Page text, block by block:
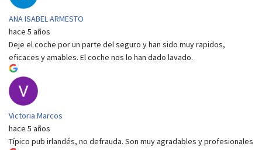
ANA ISABEL ARMESTO
hace 5 años
Deje el coche por un parte del seguro y han sido muy rapidos,
eficaces y amables. El coche nos lo han dado lavado.
Victoria Marcos
hace 5 años
Típico pub irlandés, no defrauda. Son muy agradables y profesionales